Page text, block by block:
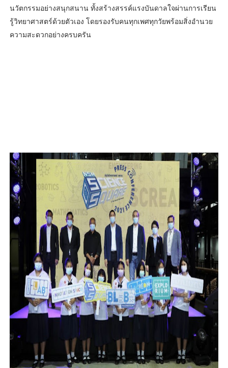
นวัตกรรมอย่างสนุกสนาน ทั้งสร้างสรรค์แรงบันดาลใจผ่านการเรียน
รู้วิทยาศาสตร์ด้วยตัวเอง โดยรองรับคนทุกเพศทุกวัยพร้อมสิ่งอำนวย
ความสะดวกอย่างครบครัน